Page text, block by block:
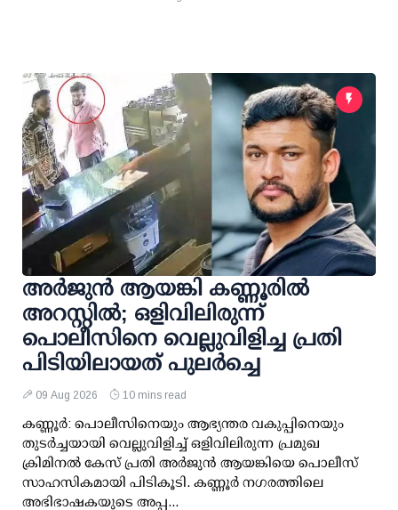
അര്‍ജുന്‍ ആയങ്കി കണ്ണൂരില്‍
അറസ്റ്റില്‍; ഒളിവിലിരുന്ന്
പൊലീസിനെ വെല്ലുവിളിച്ച പ്രതി
പിടിയിലായത് പുലര്‍ച്ചെ
09 Aug 2026 10 mins read
കണ്ണൂര്‍: പൊലീസിനെയും ആഭ്യന്തര വകുപ്പിനെയും
തുടര്‍ച്ചയായി വെല്ലുവിളിച്ച് ഒളിവിലിരുന്ന പ്രമുഖ
ക്രിമിനല്‍ കേസ് പ്രതി അര്‍ജുന്‍ ആയങ്കിയെ പൊലീസ്
സാഹസികമായി പിടികൂടി. കണ്ണൂര്‍ നഗരത്തിലെ
അഭിഭാഷകയുടെ അപ്പ...